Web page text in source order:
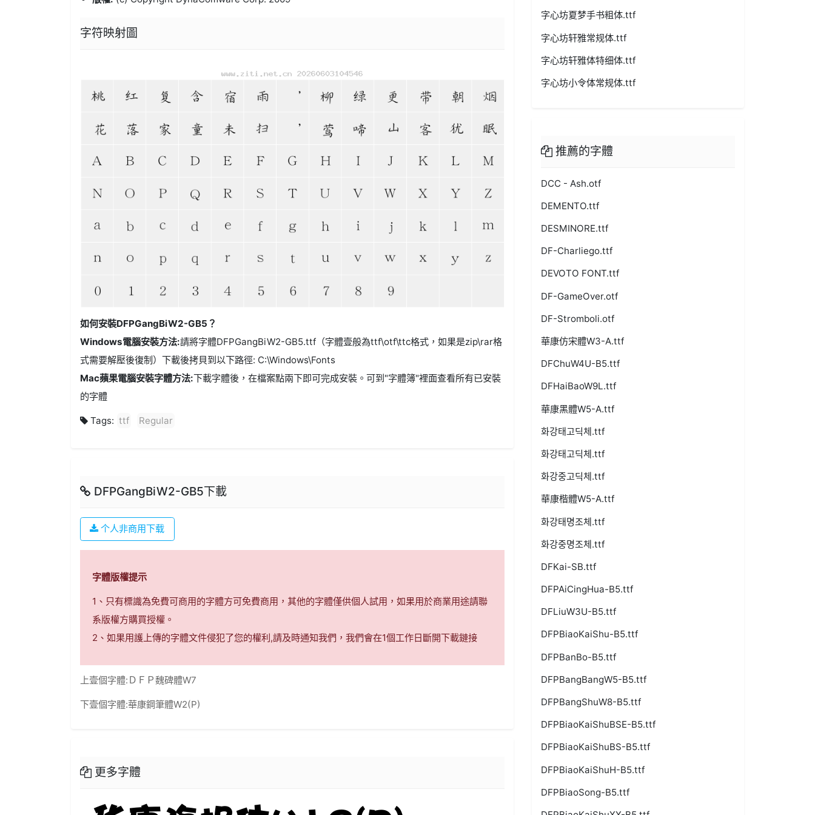
字符映射圖
如何安裝DFPGangBiW2-GB5？
Windows電腦安裝方法:請將字體DFPGangBiW2-GB5.ttf（字體壹般為ttf\otf\ttc格式，如果是zip\rar格
式需要解壓後復制）下載後拷貝到以下路徑: C:\Windows\Fonts
Mac蘋果電腦安裝字體方法:下載字體後，在檔案點兩下即可完成安裝。可到"字體簿"裡面查看所有已安裝
的字體
Tags: ttf Regular
DFPGangBiW2-GB5下載
个人非商用下载
字體版權提示
1、只有標識為免費可商用的字體方可免費商用，其他的字體僅供個人試用，如果用於商業用途請聯
系版權方購買授權。
2、如果用護上傳的字體文件侵犯了您的權利,請及時通知我們，我們會在1個工作日斷開下載鏈接
上壹個字體: ＤＦＰ魏碑體W7
下壹個字體:華康鋼筆體W2(P)
更多字體
字心坊夏梦手书粗体.ttf
字心坊轩雅常规体.ttf
字心坊轩雅体特细体.ttf
字心坊小令体常规体.ttf
推薦的字體
DCC - Ash.otf
DEMENTO.ttf
DESMINORE.ttf
DF-Charliego.ttf
DEVOTO FONT.ttf
DF-GameOver.otf
DF-Stromboli.otf
華康仿宋體W3-A.ttf
DFChuW4U-B5.ttf
DFHaiBaoW9L.ttf
華康黑體W5-A.ttf
화강태고딕체.ttf
화강태고딕체.ttf
화강중고딕체.ttf
華康楷體W5-A.ttf
화강태명조체.ttf
화강중명조체.ttf
DFKai-SB.ttf
DFPAiCingHua-B5.ttf
DFLiuW3U-B5.ttf
DFPBiaoKaiShu-B5.ttf
DFPBanBo-B5.ttf
DFPBangBangW5-B5.ttf
DFPBangShuW8-B5.ttf
DFPBiaoKaiShuBSE-B5.ttf
DFPBiaoKaiShuBS-B5.ttf
DFPBiaoKaiShuH-B5.ttf
DFPBiaoSong-B5.ttf